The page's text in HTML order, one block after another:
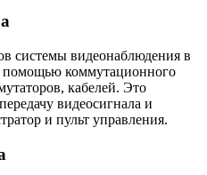
системы видеонаблюдения в
помощью коммутационного
кабелей. Это
видеосигнала и
и пульт управления.